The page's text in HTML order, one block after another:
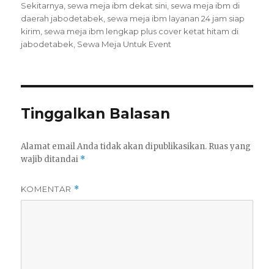
Sekitarnya sewa meja ibm dekat sini sewa meja ibm di
daerah jabodetabek sewa meja ibm layanan 24 jam siap
kirim sewa meja ibm lengkap plus cover ketat hitam di
jabodetabek Sewa Meja Untuk Event
Tinggalkan Balasan
Alamat email Anda tidak akan dipublikasikan. Ruas yang
wajib ditandai *
KOMENTAR *